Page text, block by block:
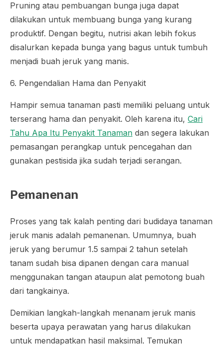
Pruning atau pembuangan bunga juga dapat
dilakukan untuk membuang bunga yang kurang
produktif. Dengan begitu, nutrisi akan lebih fokus
disalurkan kepada bunga yang bagus untuk tumbuh
menjadi buah jeruk yang manis.
6. Pengendalian Hama dan Penyakit
Hampir semua tanaman pasti memiliki peluang untuk
terserang hama dan penyakit. Oleh karena itu, Cari
Tahu Apa Itu Penyakit Tanaman dan segera lakukan
pemasangan perangkap untuk pencegahan dan
gunakan pestisida jika sudah terjadi serangan.
Pemanenan
Proses yang tak kalah penting dari budidaya tanaman
jeruk manis adalah pemanenan. Umumnya, buah
jeruk yang berumur 1.5 sampai 2 tahun setelah
tanam sudah bisa dipanen dengan cara manual
menggunakan tangan ataupun alat pemotong buah
dari tangkainya.
Demikian langkah-langkah menanam jeruk manis
beserta upaya perawatan yang harus dilakukan
untuk mendapatkan hasil maksimal. Temukan